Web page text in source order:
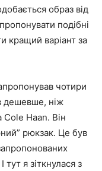
образ від
подібні
кращий варіант за
чотири
дешевше, ніж
Haan. Він
рюкзак. Це був
тут я зіткнулася з